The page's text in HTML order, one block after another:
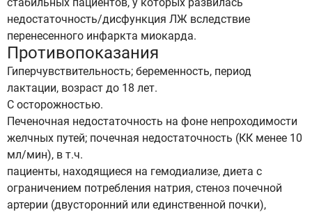
недостаточность/дисфункция ЛЖ вследствие
перенесенного инфаркта миокарда.
Противопоказания
Гиперчувствительность; беременность, период
лактации, возраст до 18 лет.
С осторожностью.
Печеночная недостаточность на фоне непроходимости
желчных путей; почечная недостаточность (КК менее 10
мл/мин), в т.ч.
пациенты, находящиеся на гемодиализе, диета с
ограничением потребления натрия, стеноз почечной
артерии (двусторонний или единственной почки),